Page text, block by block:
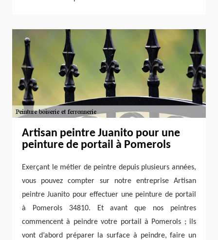
Artisan peintre Juanito pour une
peinture de portail à Pomerols
Exerçant le métier de peintre depuis plusieurs années,
vous pouvez compter sur notre entreprise Artisan
peintre Juanito pour effectuer une peinture de portail
à Pomerols 34810. Et avant que nos peintres
commencent à peindre votre portail à Pomerols ; ils
vont d’abord préparer la surface à peindre, faire un